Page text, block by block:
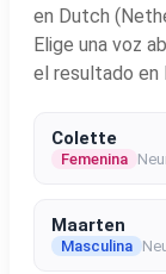
en Dutch
Elige una voz
el resultado en
Colette
Femenina
Maarten
Masculina